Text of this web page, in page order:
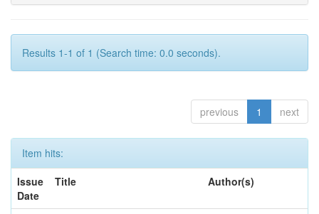
Results 1-1 of 1 (Search time: 0.0 seconds).
previous 1 next
Item hits:
Issue
Date
Title Author(s)